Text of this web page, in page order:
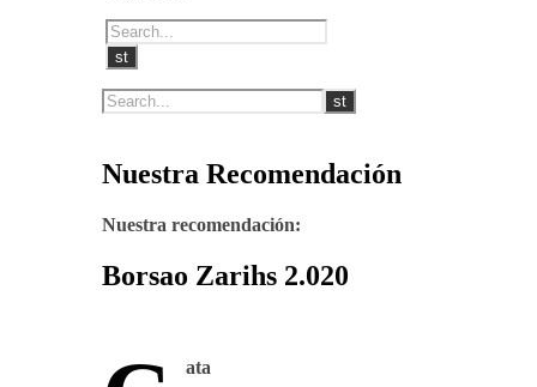
Nuestra Recomendación
Nuestra recomendación:
Borsao Zarihs 2.020
ata